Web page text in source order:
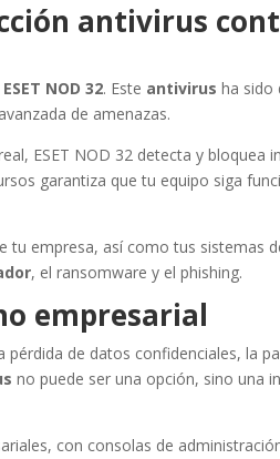
antivirus
ESET NOD 32. Este antivirus ha sido
de amenazas.
ESET NOD 32 detecta y bloquea
garantiza que tu equipo siga
tu empresa, así como tus sistemas
, el ransomware y el phishing.
empresarial
de datos confidenciales, la
no puede ser una opción, sino una
con consolas de